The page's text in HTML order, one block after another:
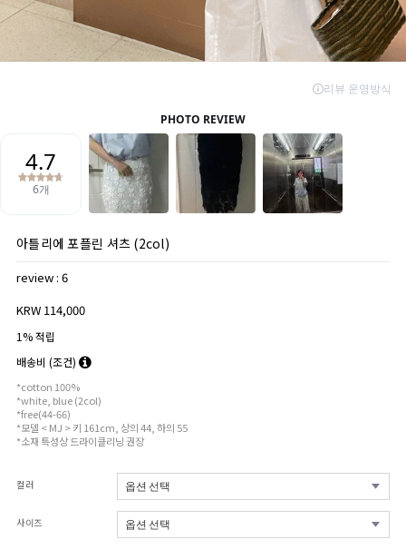
아틀리에 포플린 셔츠 (2col)
review : 6
KRW 114,000
1% 적립
배송비 (조건)
*cotton 100%
*white, blue (2col)
*free(44-66)
*모델 < MJ > 키 161cm, 상의 44, 하의 55
*소재 특성상 드라이클리닝 권장
컬러
사이즈